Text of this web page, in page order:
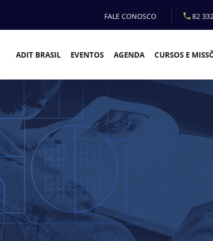
FALE CONOSCO 82
ADIT BRASIL EVENTOS AGENDA CURSOS E